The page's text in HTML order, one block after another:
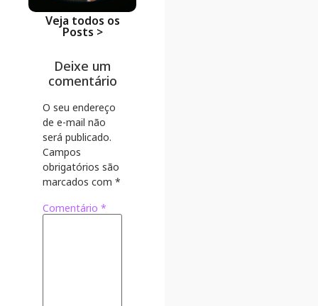
Veja todos os
Posts >
Deixe um
comentário
O seu endereço
de e-mail não
será publicado.
Campos
obrigatórios são
marcados com *
Comentário *